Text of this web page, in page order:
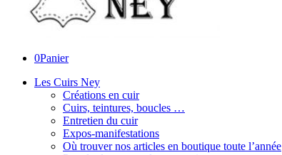
0Panier
Les Cuirs Ney
Créations en cuir
Cuirs, teintures, boucles …
Entretien du cuir
Expos-manifestations
Où trouver nos articles en boutique toute l’année